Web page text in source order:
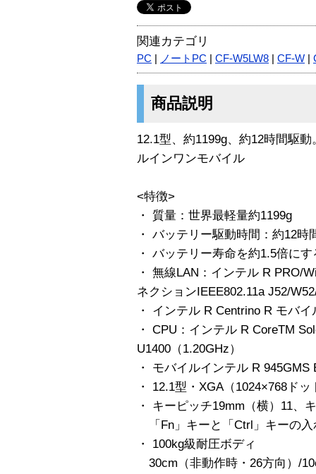
関連カテゴリ
PC ノートPC CF-W5LW8 CF-W
商品説明
12.1型、約1199g、約12時間駆
ルインワンモバイル
<特徴>
・ 質量：世界最軽量約1199g
・ バッテリー駆動時間：約12時
・ バッテリー寿命を約1.5倍に
・ 無線LAN：インテル R PRO/
ネクションIEEE802.11a J52/
・ インテル R Centrino R モバ
・ CPU：インテル R CoreTM
U1400（1.20GHz）
・ モバイルインテル R
・ 12.1型・XGA（1024×768ド
・ キーピッチ19mm（横）11、
「Fn」キーと「Ctrl」キーの入
・ 100kg級耐圧ボディ
30cm（非動作時・26方向）/